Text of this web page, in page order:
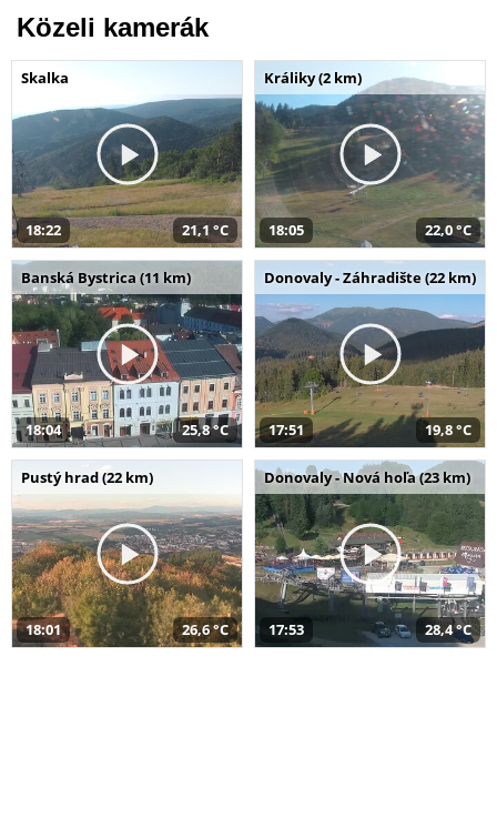
Közeli kamerák
Skalka
18:22 21,1 °C
Králiky (2 km)
18:05 22,0 °C
Banská Bystrica (11 km)
18:04 25,8 °C
Donovaly - Záhradište (22 km)
17:51 19,8 °C
Pustý hrad (22 km)
18:01 26,6 °C
Donovaly - Nová hoľa (23 km)
17:53 28,4 °C